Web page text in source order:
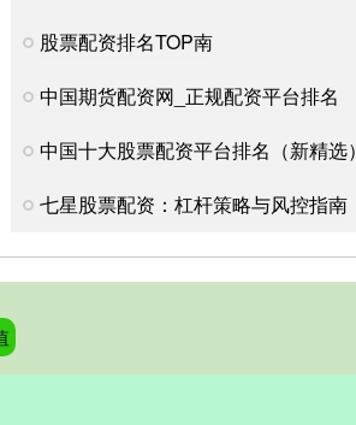
股票配资排名TOP南
中国期货配资网_正规配资平台排名
中国十大股票配资平台排名（新精选）
七星股票配资：杠杆策略与风控指南